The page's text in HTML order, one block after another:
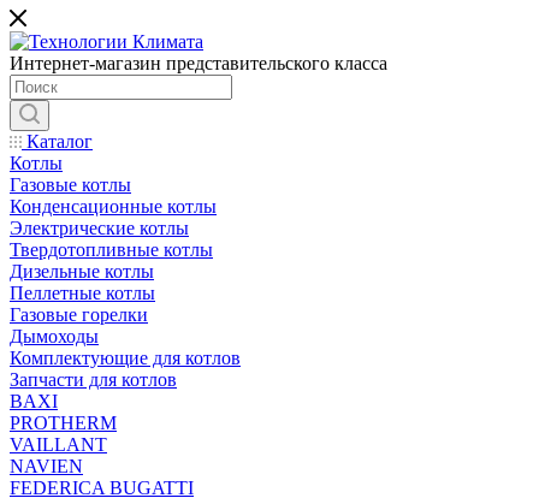
Интернет-магазин представительского класса
Каталог
Котлы
Газовые котлы
Конденсационные котлы
Электрические котлы
Твердотопливные котлы
Дизельные котлы
Пеллетные котлы
Газовые горелки
Дымоходы
Комплектующие для котлов
Запчасти для котлов
BAXI
PROTHERM
VAILLANT
NAVIEN
FEDERICA BUGATTI